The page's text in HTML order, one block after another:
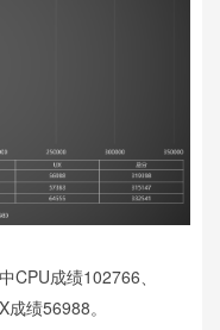
CPU成绩102766、
绩56988。